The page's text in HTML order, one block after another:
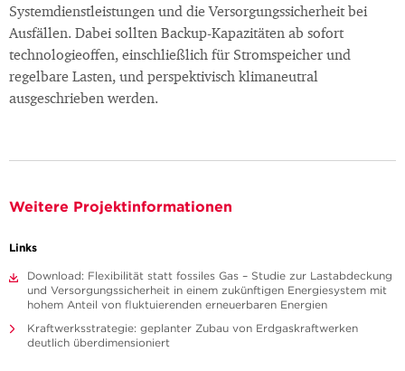
Systemdienstleistungen und die Versorgungssicherheit bei
Ausfällen. Dabei sollten Backup-Kapazitäten ab sofort
technologieoffen, einschließlich für Stromspeicher und
regelbare Lasten, und perspektivisch klimaneutral
ausgeschrieben werden.
Weitere Projektinformationen
Links
Download: Flexibilität statt fossiles Gas – Studie zur Lastabdeckung
und Versorgungssicherheit in einem zukünftigen Energiesystem mit
hohem Anteil von fluktuierenden erneuerbaren Energien
Kraftwerksstrategie: geplanter Zubau von Erdgaskraftwerken
deutlich überdimensioniert